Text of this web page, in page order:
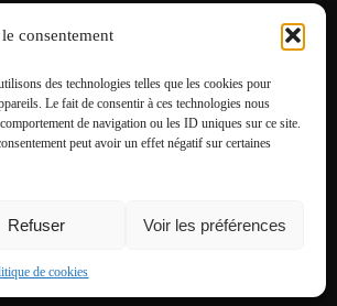
consentement
des technologies telles que les cookies pour
Le fait de consentir à ces technologies nous
de navigation ou les ID uniques sur ce site.
peut avoir un effet négatif sur certaines
Refuser Voir les préférences
de cookies